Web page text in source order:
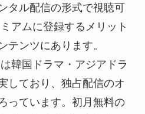
タル配信の形式で視聴可
アムに登録するメリット
テンツにあります。
韓国ドラマ・アジアドラ
しており、独占配信のオ
っています。初月無料の